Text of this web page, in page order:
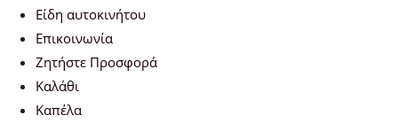
Είδη αυτοκινήτου
Επικοινωνία
Ζητήστε Προσφορά
Καλάθι
Καπέλα